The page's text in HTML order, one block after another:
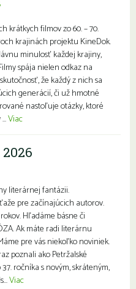
krátkych filmov zo 60. – 70.
krajinách projektu KineDok.
minulosť každej krajiny,
spája nielen odkaz na
že každý z nich sa
generácií, či už hmotné
nastoľuje otázky, ktoré
Viac
literárnej fantázii.
pre začínajúcich autorov.
Hľadáme básne či
Ak máte radi literárnu
pre vás niekoľko noviniek.
poznali ako Petržalské
ročníka s novým, skráteným,
Viac